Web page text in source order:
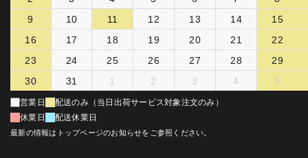
9
10 11 12 13 14
15
16
17 18 19 20 21
22
23
24 25 26 27 28
29
30
31 1 2 3 4 5
営業日
配送のみ（当日出荷サービス対象注文のみ）
休業日
配送休業日
最新の情報はトップページのお知らせをご参照ください。